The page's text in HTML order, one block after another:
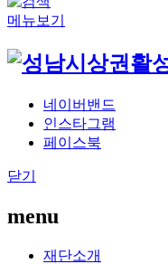
메뉴보기
네이버밴드
인스타그램
페이스북
닫기
menu
재단소개